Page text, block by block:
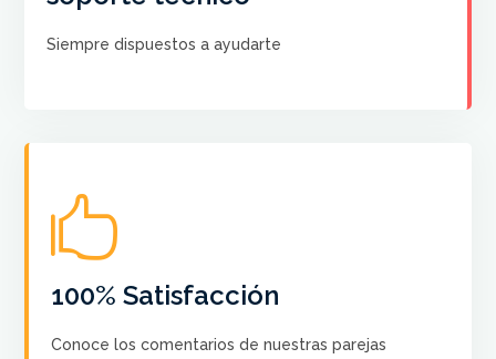
Siempre dispuestos a ayudarteCONTACTA CON NOSOTROS

100% Satisfacción
Conoce los comentarios de nuestras parejas
No hay más satisfacción que saber que nuestros
cursos ayudan a crear el Baile de sus sueños a cada
VER COMENTARIOS